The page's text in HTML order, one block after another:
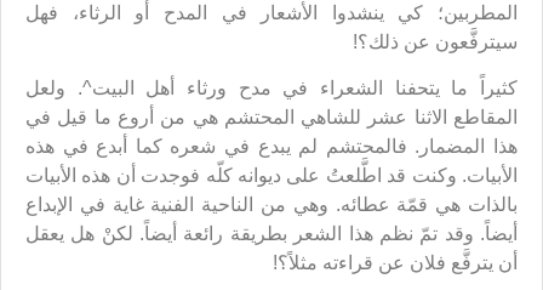
المطربين؛ كي ينشدوا الأشعار في المدح أو الرثاء، فهل
سيترفَّعون عن ذلك؟!
كثيراً ما يتحفنا الشعراء في مدح ورثاء أهل البيت^. ولعل
المقاطع الاثنا عشر للشاهي المحتشم هي من أروع ما قيل في
هذا المضمار. فالمحتشم لم يبدع في شعره كما أبدع في هذه
الأبيات. وكنت قد اطَّلعتُ على ديوانه كلّه فوجدت أن هذه الأبيات
بالذات هي قمّة عطائه. وهي من الناحية الفنية غاية في الإبداع
أيضاً. وقد تمّ نظم هذا الشعر بطريقة رائعة أيضاً. لكنْ هل يعقل
أن يترفَّع فلان عن قراءته مثلاً؟!